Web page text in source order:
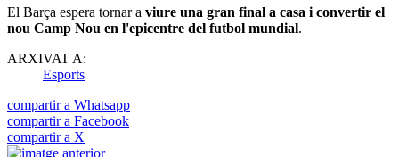
El Barça espera tornar a viure una gran final a casa i convertir el
nou Camp Nou en l'epicentre del futbol mundial.
ARXIVAT A:
Esports
compartir a Whatsapp
compartir a Facebook
compartir a X